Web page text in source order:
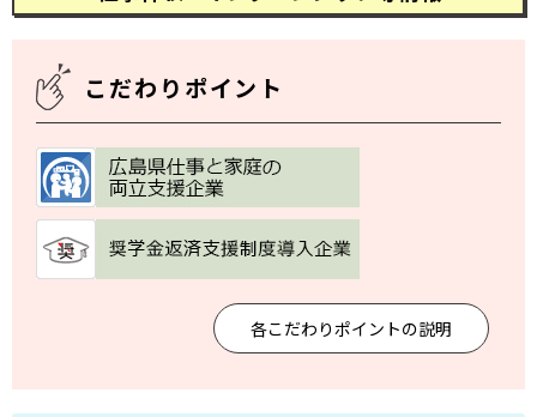
こだわりポイント
各こだわりポイントの説明